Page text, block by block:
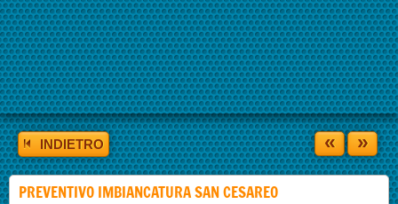
INDIETRO « »
PREVENTIVO IMBIANCATURA SAN CESAREO